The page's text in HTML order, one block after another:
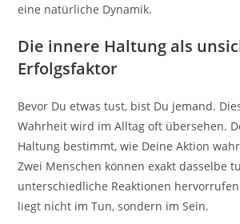
eine natürliche Dynamik.
Die innere Haltung als
Erfolgsfaktor
Bevor Du etwas tust, bist Du jemand.
Wahrheit wird im Alltag oft übersehen.
Haltung bestimmt, wie Deine Aktion
Zwei Menschen können exakt dasselbe
unterschiedliche Reaktionen
liegt nicht im Tun, sondern im Sein.